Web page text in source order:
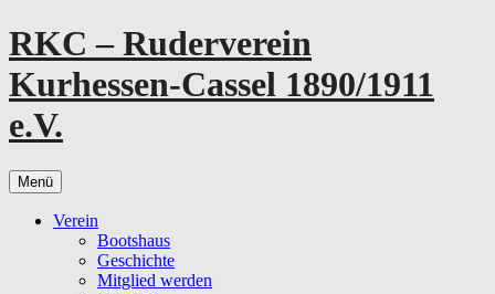
Zum
Inhalt
springen
RKC – Ruderverein
Kurhessen-Cassel 1890/1911
e.V.
Menü
Verein
Bootshaus
Geschichte
Mitglied werden